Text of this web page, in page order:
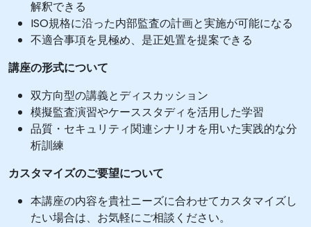
解釈できる
ISO規格に沿った内部監査の計画と実施が可能になる
不適合事項を見極め、是正処置を提案できる
講座の形式について
双方向型の講義とディスカッション
模擬監査演習やケーススタディを活用した学習
品質・セキュリティ関連シナリオを用いた実践的な分
析訓練
カスタマイズのご要望について
本講座の内容を貴社ニーズに合わせてカスタマイズし
たい場合は、お気軽にご相談ください。